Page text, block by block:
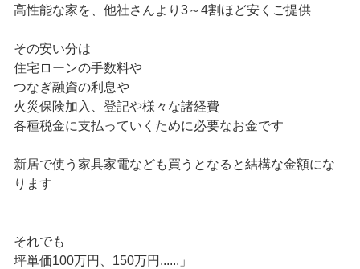
高性能な家を、他社さんより3～4割ほど安くご提供
その安い分は
住宅ローンの手数料や
つなぎ融資の利息や
火災保険加入、登記や様々な諸経費
各種税金に支払っていくために必要なお金です
新居で使う家具家電なども買うとなると結構な金額にな
ります
それでも
坪単価100万円、150万円......」